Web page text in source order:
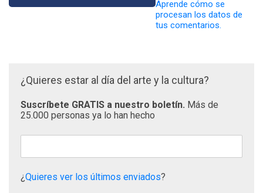
Aprende cómo se
procesan los datos de
tus comentarios.
¿Quieres estar al día del arte y la cultura?
Suscríbete GRATIS a nuestro boletín. Más de
25.000 personas ya lo han hecho
¿Quieres ver los últimos enviados?